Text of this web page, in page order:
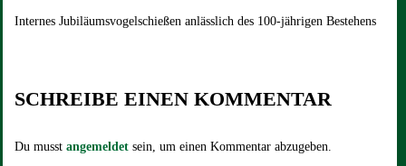
Internes Jubiläumsvogelschießen anlässlich des 100-jährigen Bestehens
SCHREIBE EINEN KOMMENTAR
Du musstangemeldet sein, um einen Kommentar abzugeben.